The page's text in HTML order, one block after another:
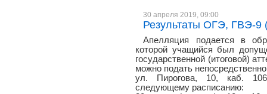
30 апреля 2019, 09:00
Результаты ОГЭ, ГВЭ-9
Апелляция подается в
которой учащийся был
государственной (итоговой)
можно подать
ул. Пирогова, 10, каб.
следующему расписанию: